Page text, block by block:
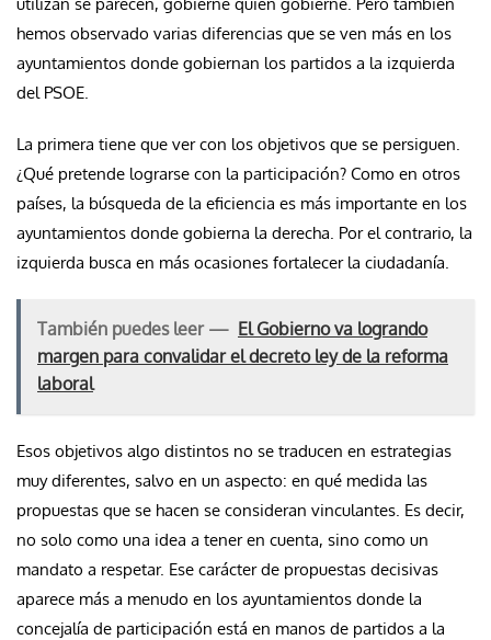
hemos observado varias diferencias que se ven más en los
ayuntamientos donde gobiernan los partidos a la izquierda
del PSOE.
La primera tiene que ver con los objetivos que se persiguen.
¿Qué pretende lograrse con la participación? Como en otros
países, la búsqueda de la eficiencia es más importante en los
ayuntamientos donde gobierna la derecha. Por el contrario, la
izquierda busca en más ocasiones fortalecer la ciudadanía.
También puedes leer — El Gobierno va logrando
margen para convalidar el decreto ley de la reforma
laboral
Esos objetivos algo distintos no se traducen en estrategias
muy diferentes, salvo en un aspecto: en qué medida las
propuestas que se hacen se consideran vinculantes. Es decir,
no solo como una idea a tener en cuenta, sino como un
mandato a respetar. Ese carácter de propuestas decisivas
aparece más a menudo en los ayuntamientos donde la
concejalía de participación está en manos de partidos a la